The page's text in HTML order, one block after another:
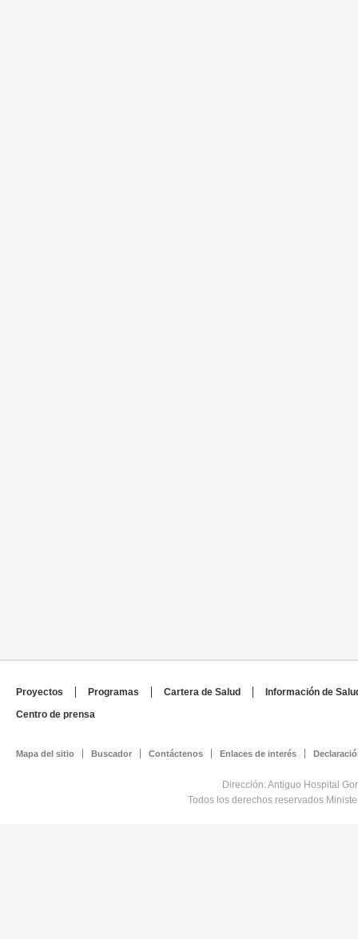
Proyectos Programas Cartera de Salud
Información de
Centro de prensa
Mapa del sitio Buscador Contáctenos Enlaces de interés
Dirección: Antiguo Hospital
Todos los derechos reservados